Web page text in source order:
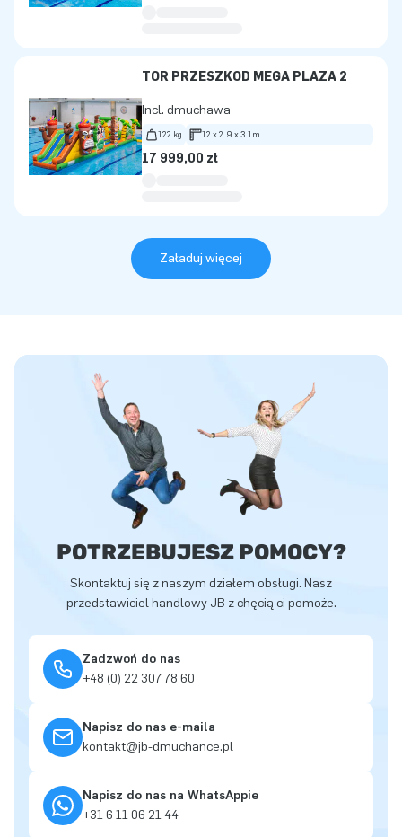
TOR PRZESZKÓD MEGA PLAŻA 2
Incl. dmuchawa
122 kg 12 x 2.9 x 3.1m
17 999,00 zł
Załaduj więcej
POTRZEBUJESZ POMOCY?
Skontaktuj się z naszym działem obsługi. Nasz
przedstawiciel handlowy JB z chęcią ci pomoże.
Zadzwoń do nas
+48 (0) 22 307 78 60
Napisz do nas e-maila
kontakt@jb-dmuchance.pl
Napisz do nas na WhatsAppie
+31 6 11 06 21 44